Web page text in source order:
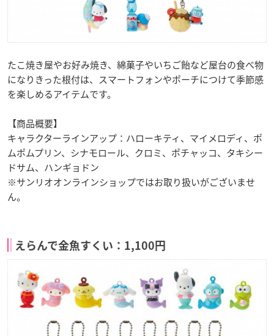
たこ焼き屋やお好み焼き、綿菓子やいちご飴など屋台の食べ物
になりきった根付は、スマートフォンやポーチにつけて季節感
を楽しめるアイテムです。
【商品概要】
キャラクターラインアップ：ハローキティ、マイメロディ、ポ
ムポムプリン、シナモロール、クロミ、ポチャッコ、タキシー
ドサム、ハンギョドン
※サンリオオンラインショップではお取り扱いがございませ
ん。
えらんで金魚すくい：1,100円